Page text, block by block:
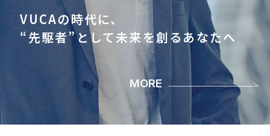
VUCAの時代に、
“先駆者”として未来を創るあなたへ
MORE